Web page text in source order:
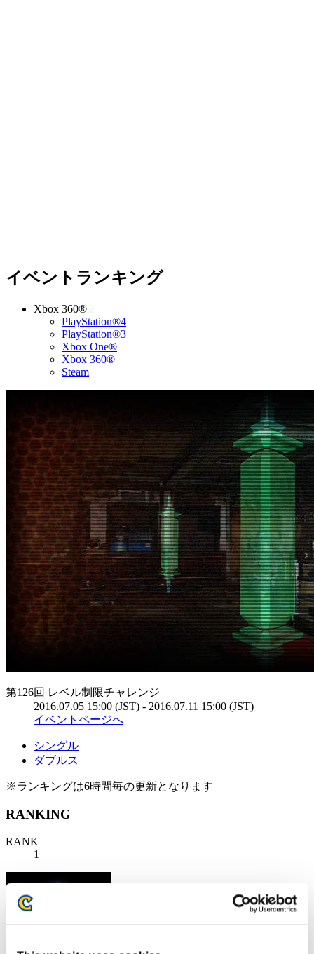
イベントランキング
Xbox 360®
PlayStation®4
PlayStation®3
Xbox One®
Xbox 360®
Steam
第126回 レベル制限チャレンジ
2016.07.05 15:00 (JST) - 2016.07.11 15:00 (JST)
イベントページへ
シングル
ダブルス
※ランキングは6時間毎の更新となります
RANKING
RANK
1